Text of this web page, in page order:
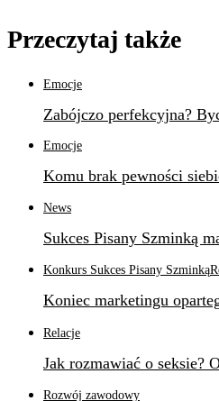
Przeczytaj także
Emocje
Zabójczo perfekcyjna?
Emocje
Komu brak pewności
News
Sukces Pisany Szminką
Konkurs Sukces Pisany Szminką
Koniec marketingu
Relacje
Jak rozmawiać o seksie?
Rozwój zawodowy